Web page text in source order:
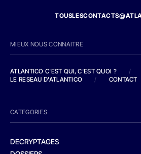
MIEUX NOUS CONNAITRE
ATLANTICO C'EST QUI, C'EST QUOI ?
/
LE RESEAU D'ATLANTICO
/ CONTACT
CATEGORIES
DECRYPTAGES